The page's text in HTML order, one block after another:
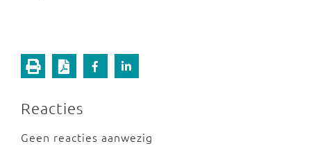
Reacties
Geen reacties aanwezig